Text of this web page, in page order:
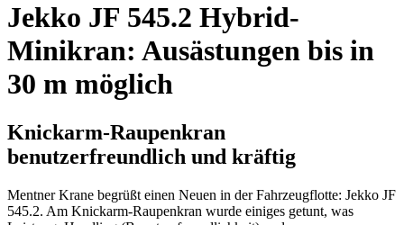
Jekko JF 545.2 Hybrid-
Minikran: Ausästungen bis in
30 m möglich
Knickarm-Raupenkran
benutzerfreundlich und kräftig
Mentner Krane begrüßt einen Neuen in der Fahrzeugflotte: Jekko JF
545.2. Am Knickarm-Raupenkran wurde einiges getunt, was